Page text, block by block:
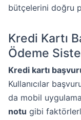
bütçelerini doğru
Kredi Kartı
Ödeme
Kredi kartı
Kullanıcılar
da mobil
notu gibi